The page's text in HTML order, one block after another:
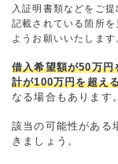
入証明書類などをご
記載されている箇所
ようお願いいたします
借入希望額が50万円
計が100万円を超え
なる場合もあります。
該当の可能性がある
きましょう。